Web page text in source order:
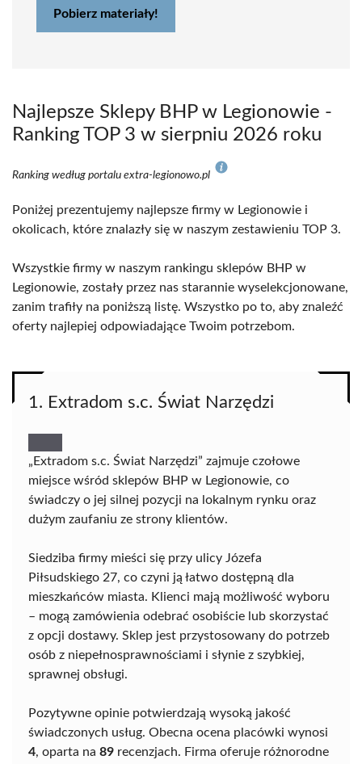
Pobierz materiały!
Najlepsze Sklepy BHP w Legionowie -
Ranking TOP 3 w sierpniu 2026 roku
Ranking według portalu extra-legionowo.pl
Poniżej prezentujemy najlepsze firmy w Legionowie i
okolicach, które znalazły się w naszym zestawieniu TOP 3.
Wszystkie firmy w naszym rankingu sklepów BHP w
Legionowie, zostały przez nas starannie wyselekcjonowane,
zanim trafiły na poniższą listę. Wszystko po to, aby znaleźć
oferty najlepiej odpowiadające Twoim potrzebom.
1. Extradom s.c. Świat Narzędzi
„Extradom s.c. Świat Narzędzi” zajmuje czołowe
miejsce wśród sklepów BHP w Legionowie, co
świadczy o jej silnej pozycji na lokalnym rynku oraz
dużym zaufaniu ze strony klientów.
Siedziba firmy mieści się przy ulicy Józefa
Piłsudskiego 27, co czyni ją łatwo dostępną dla
mieszkańców miasta. Klienci mają możliwość wyboru
– mogą zamówienia odebrać osobiście lub skorzystać
z opcji dostawy. Sklep jest przystosowany do potrzeb
osób z niepełnosprawnościami i słynie z szybkiej,
sprawnej obsługi.
Pozytywne opinie potwierdzają wysoką jakość
świadczonych usług. Obecna ocena placówki wynosi
4, oparta na 89 recenzjach. Firma oferuje różnorodne